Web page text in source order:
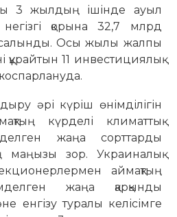
3 жылдың ішінде ауыл
қорына 32,7 млрд
Осы жылы жалпы
құрайтын 11 инвестициялық
әрі күріш өнімділігін
күрделі климаттық
жаңа сорттарды
маңызы зор. Украиналық
аймақтың
жаңа қарқынды
енгізу туралы келісімге